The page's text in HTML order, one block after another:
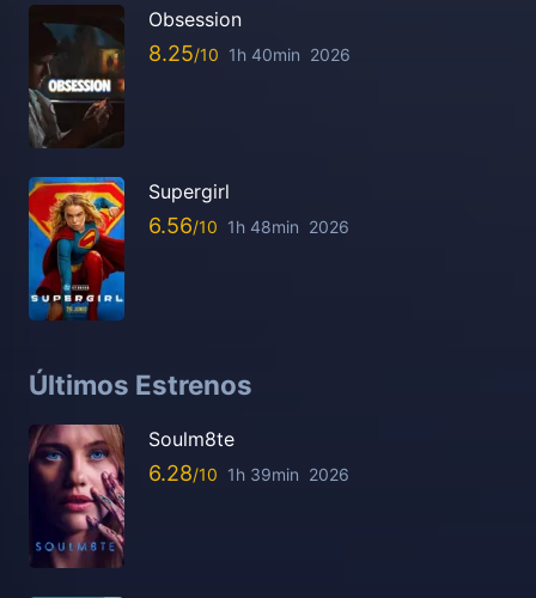
Obsession
8.25 1h 40min 2026
Supergirl
6.56 1h 48min 2026
Últimos Estrenos
Soulm8te
6.28 1h 39min 2026